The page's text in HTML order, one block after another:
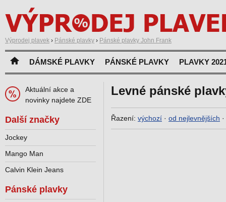
Výprodej plavek › Pánské plavky › Pánské plavky John Frank
DÁMSKÉ PLAVKY PÁNSKÉ PLAVKY PLAVKY
Levné pánské
Řazení: výchozí · od nejlevnějších ·
Aktuální akce a
novinky najdete ZDE
Další značky
Jockey
Mango Man
Calvin Klein Jeans
Pánské plavky